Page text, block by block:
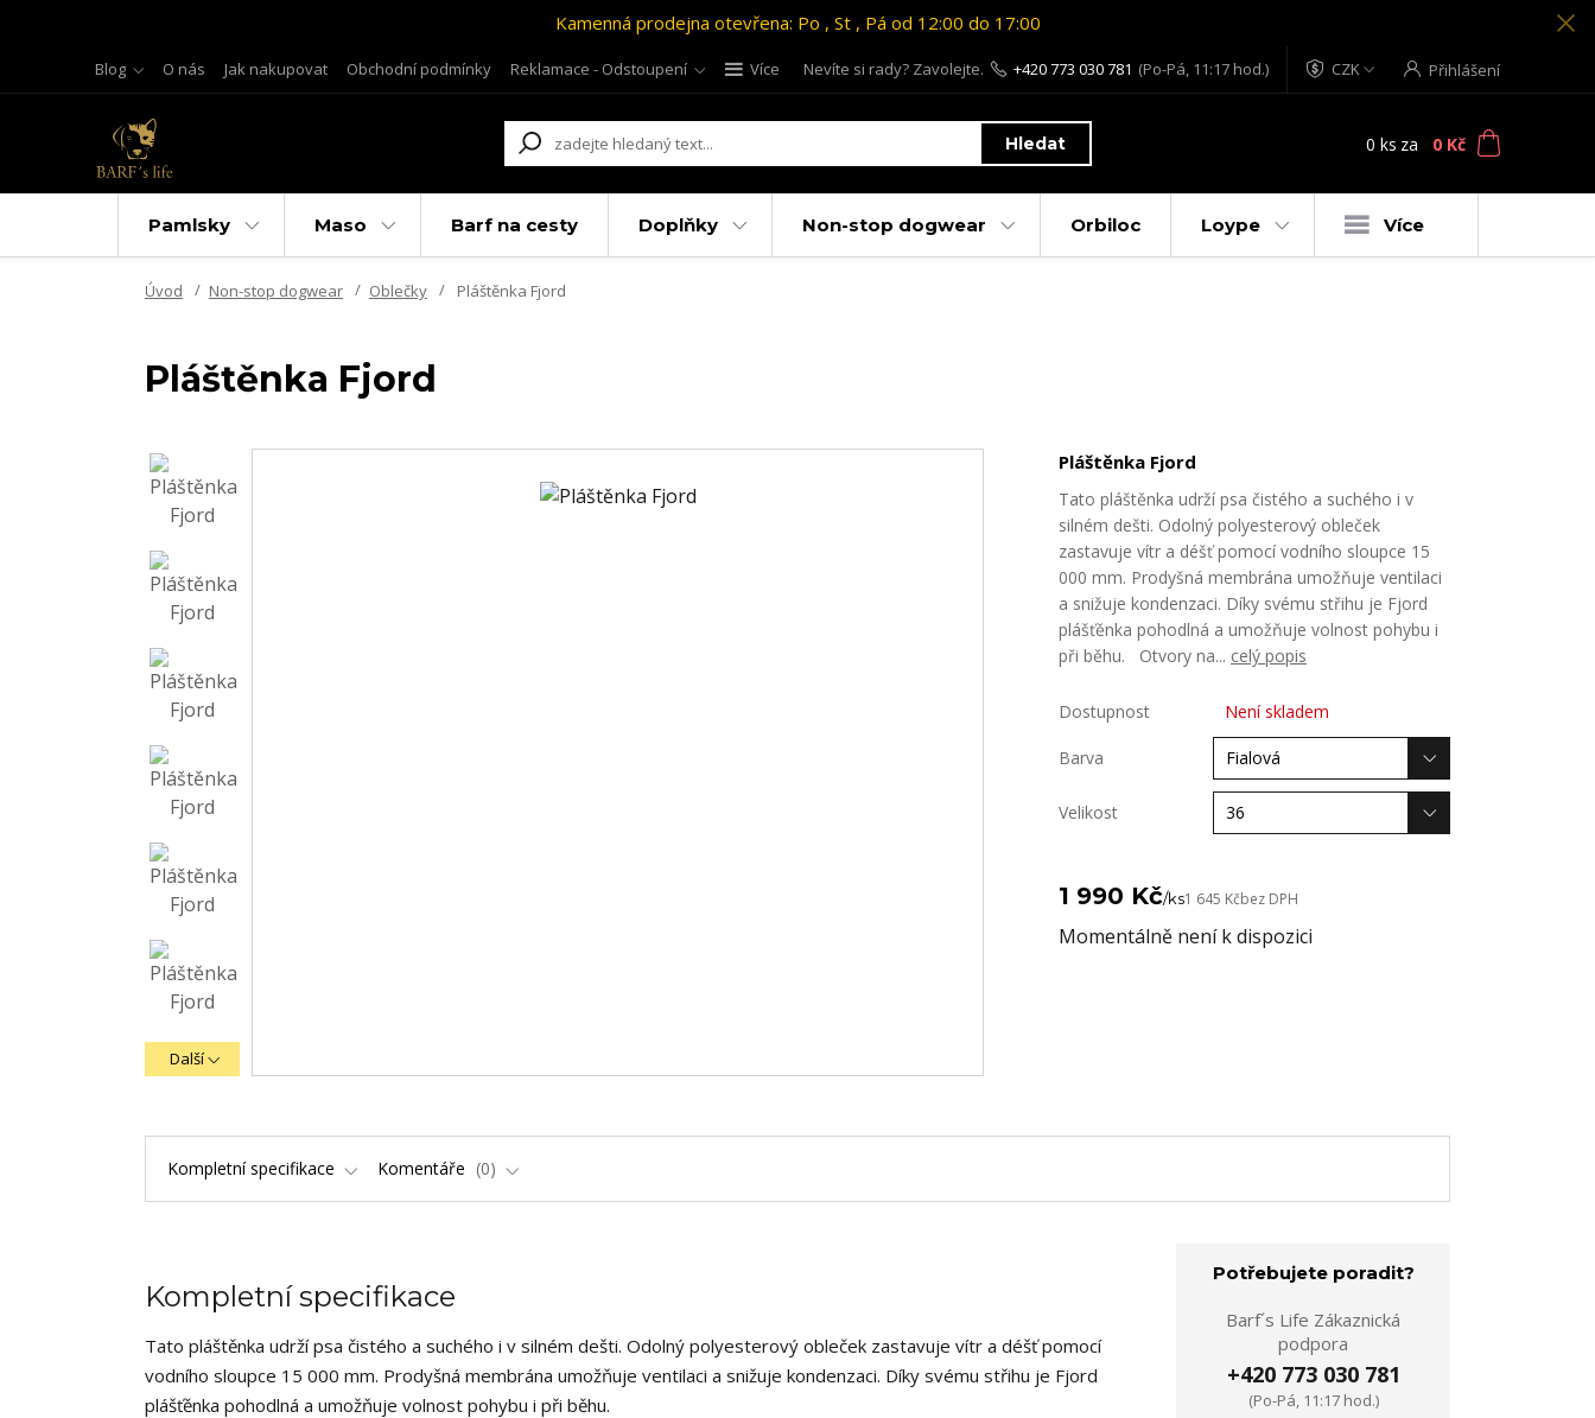
Kamenná prodejna otevřena: Po , St , Pá od 12:00 do 17:00
Blog O nás Jak nakupovat Obchodní podmínky Reklamace - Odstoupení Více CZK Přihlášení
Hledat
Nevíte si rady? Zavolejte. +420 773 030 781 (Po-Pá, 11:17 hod.)
0 ks za 0 Kč
Pamlsky Maso Barf na cesty Doplňky Non-stop dogwear Orbiloc Loype Více
Úvod Non-stop dogwear Oblečky Pláštěnka Fjord
Pláštěnka Fjord
Další
Pláštěnka Fjord
Tato pláštěnka udrží psa čistého a suchého i v
silném dešti. Odolný polyesterový obleček
zastavuje vítr a déšť pomocí vodního sloupce 15
000 mm. Prodyšná membrána umožňuje ventilaci
a snižuje kondenzaci. Díky svému střihu je Fjord
plášťěnka pohodlná a umožňuje volnost pohybu i
při běhu. Otvory na... celý popis
Dostupnost Není skladem
Barva
Velikost
1 990 Kč/ks1 645 Kčbez DPH
Momentálně není k dispozici
Kompletní specifikace Komentáře 0
Kompletní specifikace
Tato pláštěnka udrží psa čistého a suchého i v silném dešti. Odolný polyesterový obleček zastavuje vítr a déšť pomocí
vodního sloupce 15 000 mm. Prodyšná membrána umožňuje ventilaci a snižuje kondenzaci. Díky svému střihu je Fjord
plášťěnka pohodlná a umožňuje volnost pohybu i při běhu.
Potřebujete poradit?
Barf´s Life Zákaznická
podpora
+420 773 030 781
(Po-Pá, 11:17 hod.)